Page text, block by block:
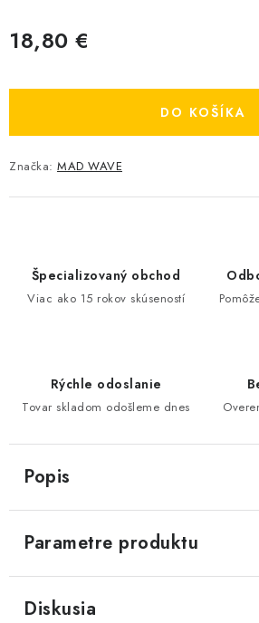
18,80 €
DO KOŠÍKA
Značka: MAD WAVE
Špecializovaný obchod
Viac ako 15 rokov skúseností
Rýchle odoslanie
Tovar skladom odošleme dnes
Popis
Parametre produktu
Diskusia